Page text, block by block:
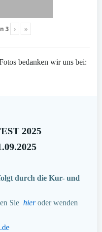
3 › »
bedanken wir uns bei:
2025
durch die Kur- und
Sie hieroder wenden